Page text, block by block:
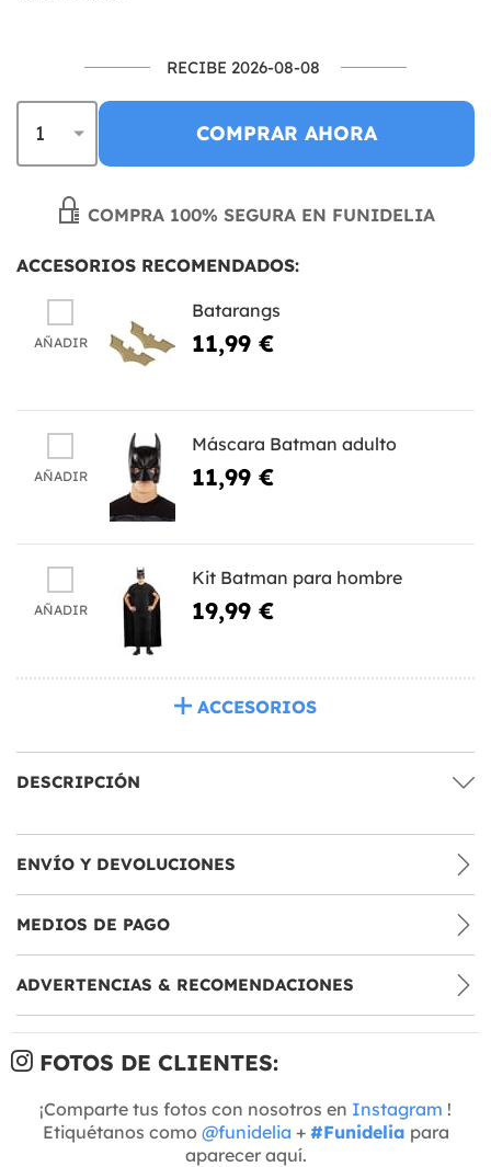
RECIBE 2026-08-08
COMPRAR AHORA
COMPRA 100% SEGURA EN FUNIDELIA
ACCESORIOS RECOMENDADOS:
AÑADIR
Batarangs
11,99 €
AÑADIR
Máscara Batman adulto
11,99 €
AÑADIR
Kit Batman para hombre
19,99 €
ACCESORIOS
DESCRIPCIÓN
ENVÍO Y DEVOLUCIONES
MEDIOS DE PAGO
ADVERTENCIAS & RECOMENDACIONES
FOTOS DE CLIENTES:
¡Comparte tus fotos con nosotros en Instagram !
Etiquétanos como @funidelia + #Funidelia para
aparecer aquí.